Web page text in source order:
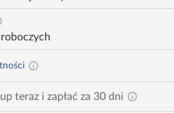
teraz i zapłać za 30 dni